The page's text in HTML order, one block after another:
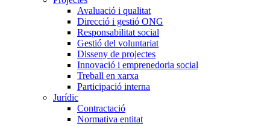
Avaluació i qualitat
Direcció i gestió ONG
Responsabilitat social
Gestió del voluntariat
Disseny de projectes
Innovació i emprenedoria social
Treball en xarxa
Participació interna
Jurídic
Contractació
Normativa entitat